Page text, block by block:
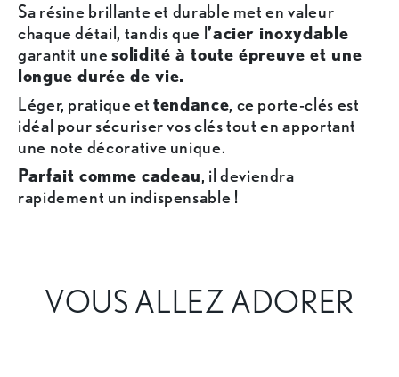
Sa résine brillante et durable met en valeur
chaque détail, tandis que l’acier inoxydable
garantit unesolidité à toute épreuve et une
longue durée de vie.
Léger, pratique ettendance, ce porte-clés est
idéal pour sécuriser vos clés tout en apportant
une note décorative unique.
Parfait comme cadeau, il deviendra
rapidement un indispensable !
VOUS ALLEZ ADORER